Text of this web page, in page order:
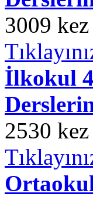
3009
İlkokul
2530